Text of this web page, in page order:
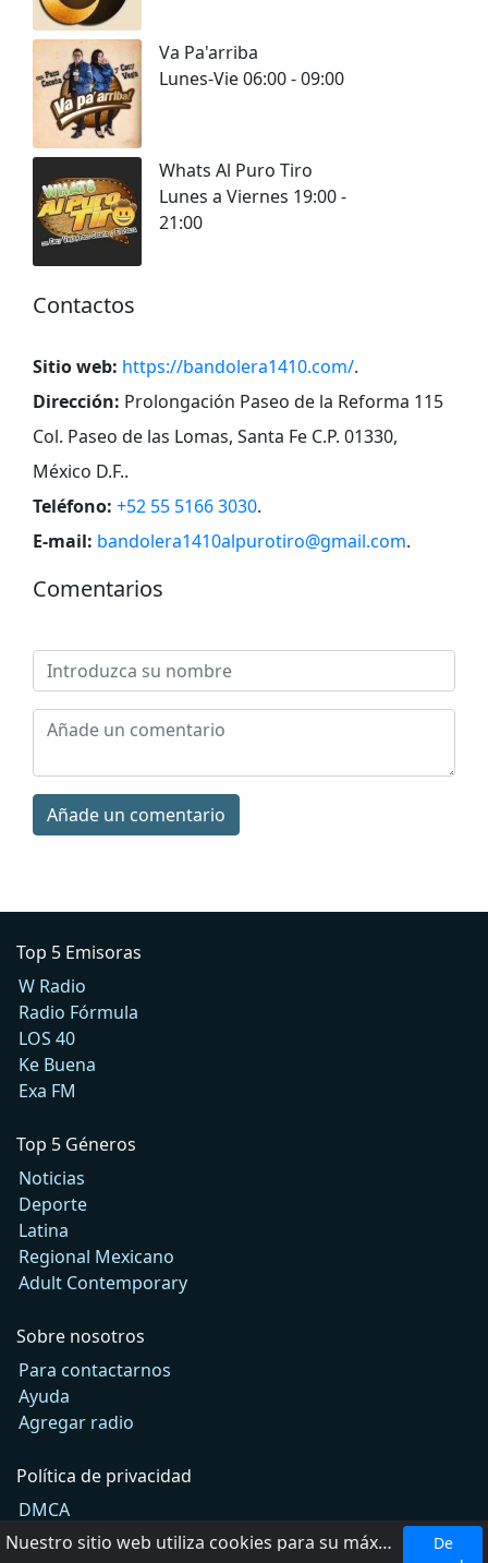
Va Pa'arriba
Lunes-Vie 06:00 - 09:00
Whats Al Puro Tiro
Lunes a Viernes 19:00 -
21:00
Contactos
Sitio web: https://bandolera1410.com/.
Dirección: Prolongación Paseo de la Reforma 115
Col. Paseo de las Lomas, Santa Fe C.P. 01330,
México D.F..
Teléfono: +52 55 5166 3030.
E-mail: bandolera1410alpurotiro@gmail.com.
Comentarios
Añade un comentario
Top 5 Emisoras
W Radio
Radio Fórmula
LOS 40
Ke Buena
Exa FM
Top 5 Géneros
Noticias
Deporte
Latina
Regional Mexicano
Adult Contemporary
Sobre nosotros
Para contactarnos
Ayuda
Agregar radio
Política de privacidad
DMCA
Términos de Uso
Nuestro sitio web utiliza cookies para su máxima comodidad. Al utilizar el sitio web, usted acepta el uso de cookies.
De